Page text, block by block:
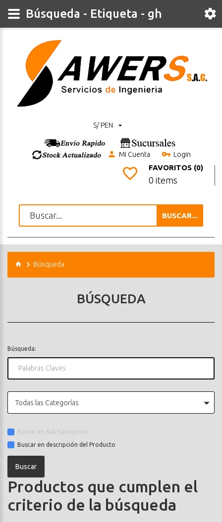
S/ PEN
Mi Cuenta Login
FAVORITOS (0)
0 items
BUSCAR...
Búsqueda
BÚSQUEDA
Búsqueda:
Todas las Categorías
Buscar en Sub-Categorías
Buscar en descripción del Producto
Productos que cumplen el
criterio de la búsqueda
Búsqueda - Etiqueta - gh